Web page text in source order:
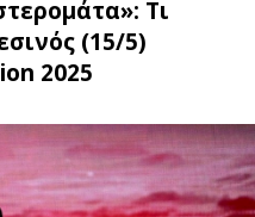
Τι
(15/5)
2025